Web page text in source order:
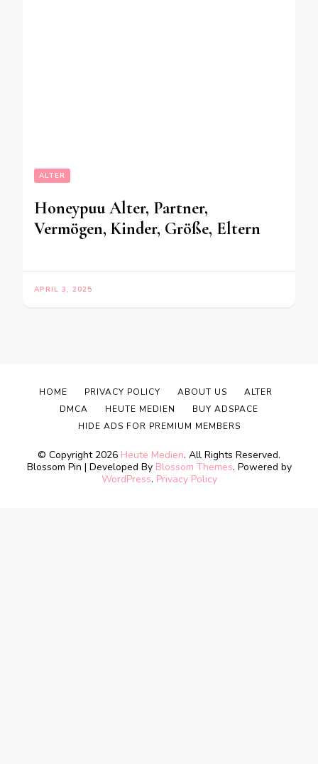
ALTER
Honeypuu Alter, Partner,
Vermögen, Kinder, Größe, Eltern
APRIL 3, 2025
© Copyright 2026 Heute Medien. All Rights Reserved.
Blossom Pin | Developed By Blossom Themes. Powered by
WordPress. Privacy Policy
HOME PRIVACY POLICY ABOUT US
ALTER
DMCA
HEUTE MEDIEN
BUY ADSPACE
HIDE ADS FOR PREMIUM MEMBERS